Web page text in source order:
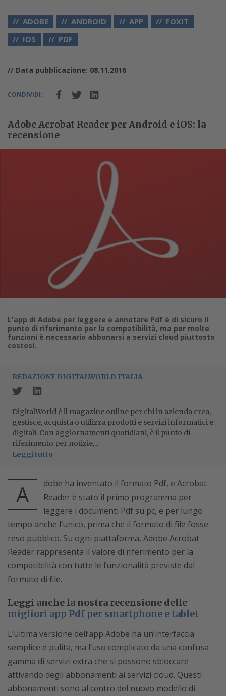
ADOBE ANDROID APP
FOXIT
IOS
PDF
// Data pubblicazione: 08.11.2016
CONDIVIDI:
Adobe Acrobat Reader per Android e iOS: la
recensione
L'app di Adobe per leggere e annotare Pdf è di sicuro il
punto di riferimento per la compatibilità, ma per molte
funzioni è necessario abbonarsi a servizi cloud piuttosto
costosi.
REDAZIONE DIGITALWORLD ITALIA
DigitalWorld è il magazine online per chi in azienda crea,
gestisce, acquista o utilizza prodotti e servizi informatici e
digitali. Con aggiornamenti quotidiani, è il punto di
riferimento per notizie,...
Leggi tutto
A
dobe ha inventato il formato Pdf, e Acrobat
Reader è stato il primo programma per
leggere i documenti Pdf su pc, e per lungo
tempo anche l’unico, prima che il formato di file fosse
reso pubblico. Su ogni piattaforma, Adobe Acrobat
Reader rappresenta il valore di riferimento per la
compatibilità con tutte le funzionalità previste dal
formato di file.
Leggi anche la nostra recensione delle
migliori app Pdf per smartphone e tablet
L’ultima versione dell’app Adobe ha un’interfaccia
semplice e pulita, ma l’uso complicato da una confusa
gamma di servizi extra che si possono sbloccare
attivando degli abbonamenti ai servizi cloud. Questi
abbonamenti sono al centro del nuovo modello di